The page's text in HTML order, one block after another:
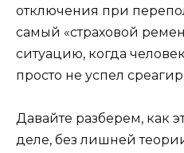
отключения при
самый «страховой
ситуацию, когда
просто не успел
Давайте разберем, как
деле, без лишней